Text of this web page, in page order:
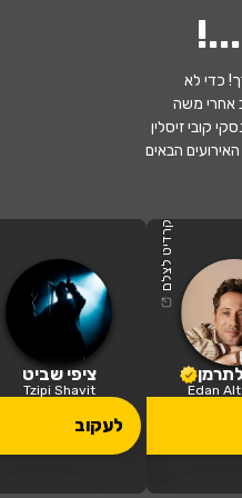
רחובות
!
כדי לא
אחרי משה
קובי זיסלין
הבאים
קרדיט לצלם
Edan
ציפי שביט
Tzipi Shavit
לעקוב